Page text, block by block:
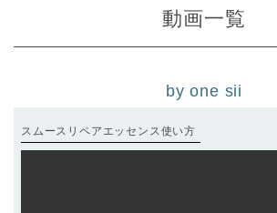
動画一覧
by one sii
スムースリペアエッセンス使い方